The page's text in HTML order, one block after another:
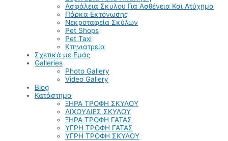
Ασφάλεια Σκυλου Για Ασθένεια Και Ατύχημα
Πάρκα Εκτόνωσης
Νεκροταφεία Σκύλων
Pet Shops
Pet Taxi
Κτηνιατρεία
Σχετικά με Εμάς
Galleries
Photo Gallery
Video Gallery
Blog
Κατάστημα
ΞΗΡΑ ΤΡΟΦΗ ΣΚΥΛΟΥ
ΛΙΧΟΥΔΙΕΣ ΣΚΥΛΟΥ
ΞΗΡΑ ΤΡΟΦΗ ΓΑΤΑΣ
ΥΓΡΗ ΤΡΟΦΗ ΓΑΤΑΣ
ΥΓΡΗ ΤΡΟΦΗ ΣΚΥΛΟΥ